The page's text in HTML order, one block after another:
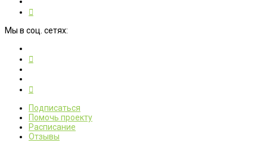
Мы в соц. сетях:
Подписаться
Помочь проекту
Расписание
Отзывы